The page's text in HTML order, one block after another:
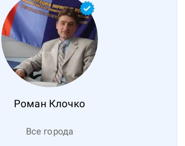
Роман Клочко
Все города